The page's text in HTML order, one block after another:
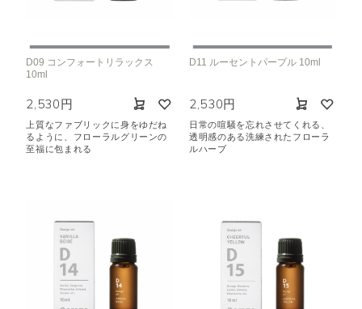
D09 コンフォートリラックス
10ml
2,530円
上質なファブリックに身をゆだね
るように、フローラルグリーンの
至福に包まれる
D11 ルーセントパープル 10ml
2,530円
日常の喧騒を忘れさせてくれる、
透明感のある洗練されたフローラ
ルハーブ